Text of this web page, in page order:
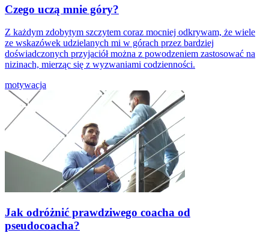
Czego uczą mnie góry?
Z każdym zdobytym szczytem coraz mocniej odkrywam, że wiele
ze wskazówek udzielanych mi w górach przez bardziej
doświadczonych przyjaciół można z powodzeniem zastosować na
nizinach, mierząc się z wyzwaniami codzienności.
motywacja
Jak odróżnić prawdziwego coacha od
pseudocoacha?